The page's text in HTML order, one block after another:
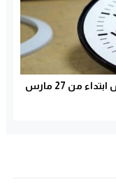
رمضان يعيد العمل رسميا بتوقيت غرينتش ابتداء من 27 مارس